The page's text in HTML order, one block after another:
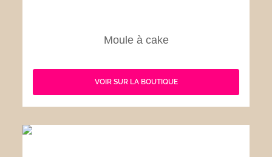
Moule à cake
VOIR SUR LA BOUTIQUE